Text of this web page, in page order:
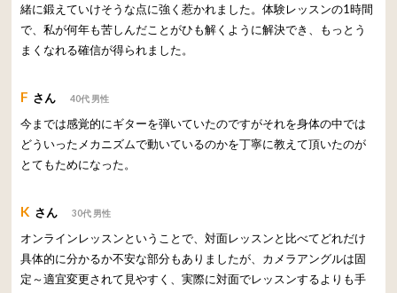
緒に鍛えていけそうな点に強く惹かれました。体験レッスンの1時間
で、私が何年も苦しんだことがひも解くように解決でき、もっとう
まくなれる確信が得られました。
F さん 40代 男性
今までは感覚的にギターを弾いていたのですがそれを身体の中では
どういったメカニズムで動いているのかを丁寧に教えて頂いたのが
とてもためになった。
K さん 30代 男性
オンラインレッスンということで、対面レッスンと比べてどれだけ
具体的に分かるか不安な部分もありましたが、カメラアングルは固
定～適宜変更されて見やすく、実際に対面でレッスンするよりも手